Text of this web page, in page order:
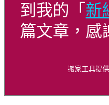
到我的「 新
篇文章，感
搬家工具提